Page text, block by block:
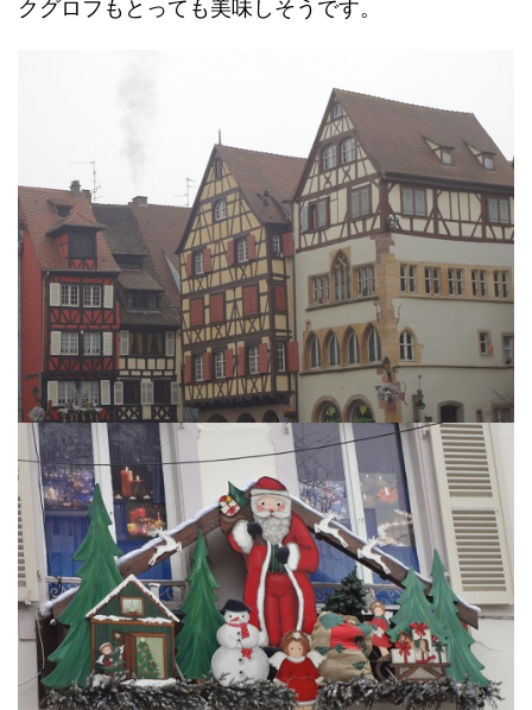
クグロフもとっても美味しそうです。